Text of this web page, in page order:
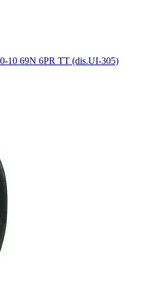
10 69N 6PR TT (dis.UI-305)